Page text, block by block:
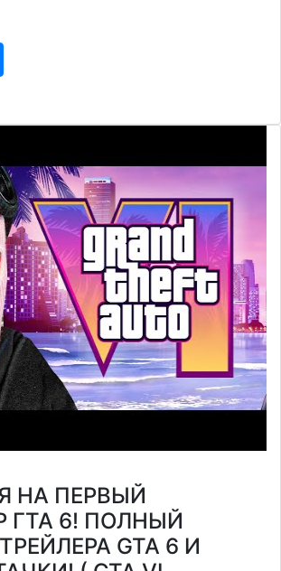
НА ПЕРВЫЙ
ГТА 6! ПОЛНЫЙ
GTA 6 И